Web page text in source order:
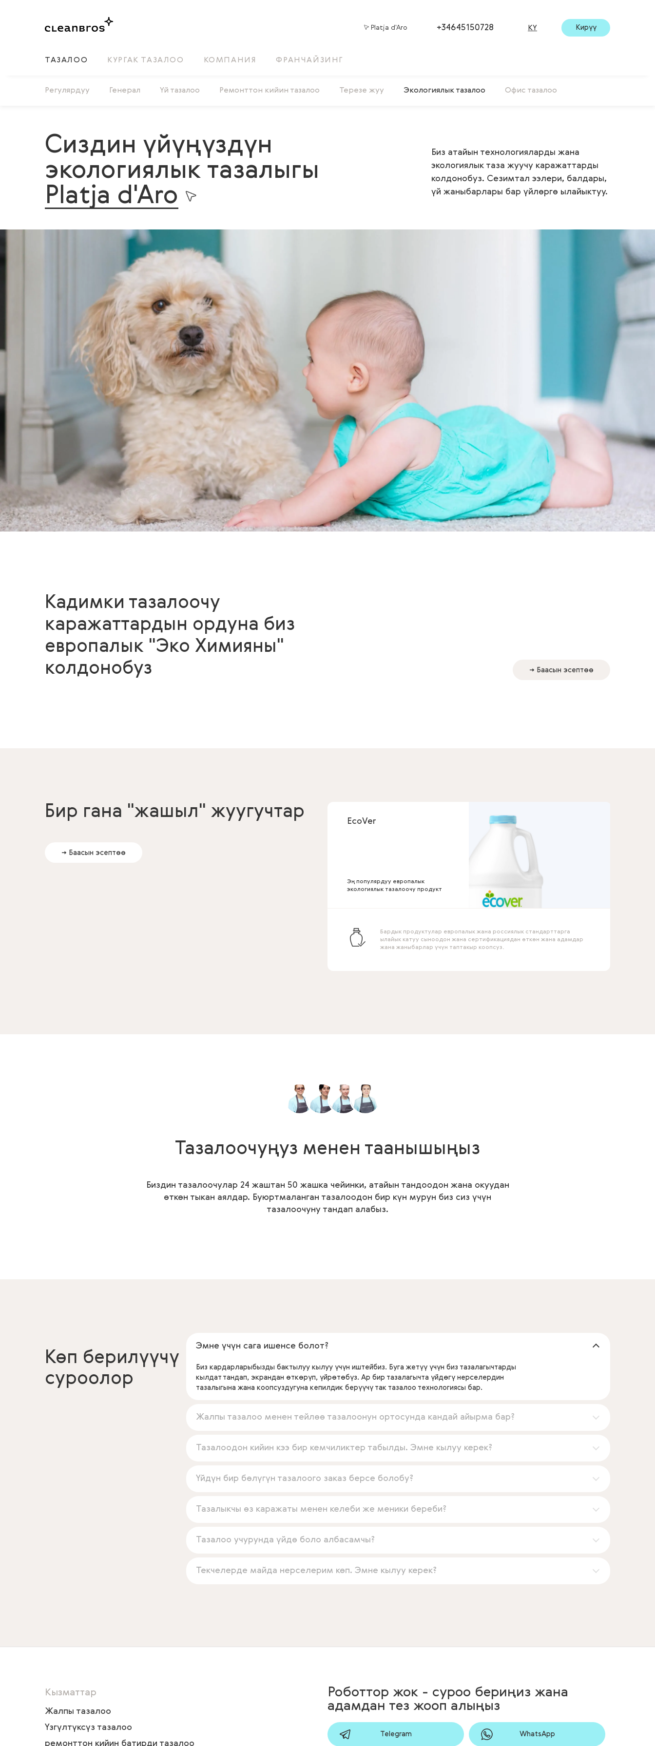
Platja d'Aro +34645150728 KY Кирүү
ТАЗАЛОО КУРГАК ТАЗАЛОО КОМПАНИЯ ФРАНЧАЙЗИНГ
Регулярдуу Генерал Үй тазалоо Ремонттон кийин тазалоо Терезе жуу Экологиялык тазалоо Офис тазалоо
Сиздин үйүңүздүн
экологиялык тазалыгы
Platja d'Aro
Биз атайын технологияларды жана
экологиялык таза жуучу каражаттарды
колдонобуз. Сезимтал ээлери, балдары,
үй жаныбарлары бар үйлөргө ылайыктуу.
Кадимки тазалоочу
каражаттардын ордуна биз
европалык "Эко Химияны"
колдонобуз
→ Баасын эсептөө
Бир гана "жашыл" жуугучтар
→ Баасын эсептөө
EcoVer
Эң популярдуу европалык
экологиялык тазалоочу продукт
Бардык продуктулар европалык жана россиялык стандарттарга
ылайык катуу сыноодон жана сертификациядан өткөн жана адамдар
жана жаныбарлар үчүн таптакыр коопсуз.
Тазалоочуңуз менен таанышыңыз
Биздин тазалоочулар 24 жаштан 50 жашка чейинки, атайын тандоодон жана окуудан
өткөн тыкан аялдар. Буюртмаланган тазалоодон бир күн мурун биз сиз үчүн
тазалоочуну тандап алабыз.
Көп берилүүчү
суроолор
Эмне үчүн сага ишенсе болот?
Биз кардарларыбызды бактылуу кылуу үчүн иштейбиз. Буга жетүү үчүн биз тазалагычтарды
кылдат тандап, экрандан өткөрүп, үйрөтөбүз. Ар бир тазалагычта үйдөгү нерселердин
тазалыгына жана коопсуздугуна кепилдик берүүчү так тазалоо технологиясы бар.
Жалпы тазалоо менен тейлөө тазалоонун ортосунда кандай айырма бар?
Тазалоодон кийин кээ бир кемчиликтер табылды. Эмне кылуу керек?
Үйдүн бир бөлүгүн тазалоого заказ берсе болобу?
Тазалыкчы өз каражаты менен келеби же меники береби?
Тазалоо учурунда үйдө боло албасамчы?
Текчелерде майда нерселерим көп. Эмне кылуу керек?
Кызматтар
Жалпы тазалоо
Үзгүлтүксүз тазалоо
ремонттон кийин батирди тазалоо
Роботтор жок - суроо бериңиз жана
адамдан тез жооп алыңыз
Telegram WhatsApp